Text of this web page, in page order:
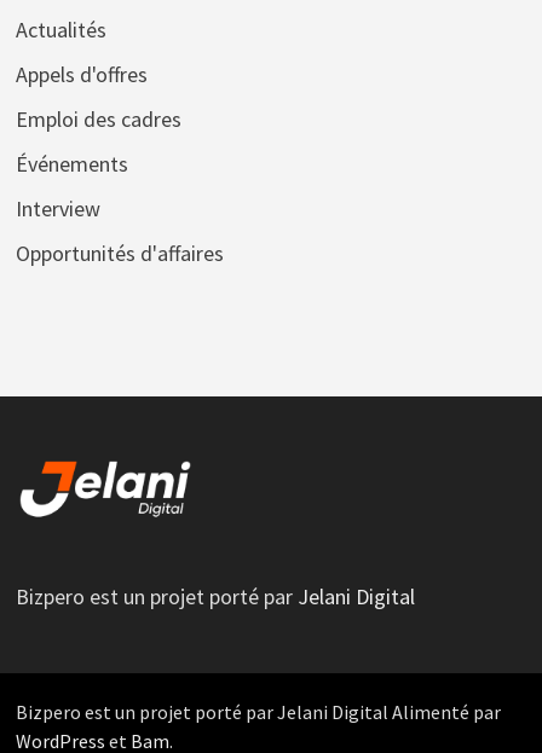
Actualités
Appels d'offres
Emploi des cadres
Événements
Interview
Opportunités d'affaires
Bizpero est un projet porté par Jelani Digital
Bizpero est un projet porté par Jelani Digital Alimenté par
WordPress et Bam.